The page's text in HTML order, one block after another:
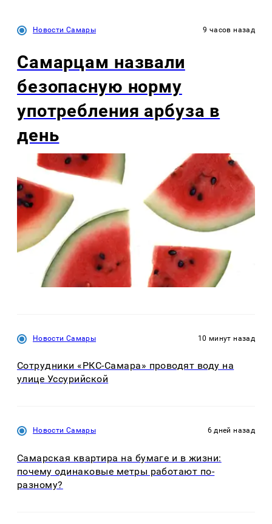
Новости Самары 9 часов назад
Самарцам назвали
безопасную норму
употребления арбуза в
день
Новости Самары 10 минут назад
Сотрудники «РКС-Самара» проводят воду на
улице Уссурийской
Новости Самары 6 дней назад
Самарская квартира на бумаге и в жизни:
почему одинаковые метры работают по-
разному?